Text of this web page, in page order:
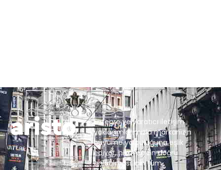
Entegre ve yaratıcı iletişim
yaklaşımlarımızla markanızın
büyüme yolculuğuna eşlik
ediyor, hikayenizin doğru
anlatılması için tüm